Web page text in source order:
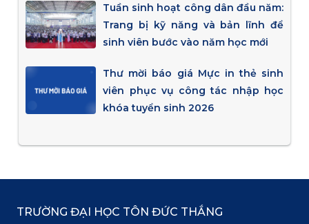
Tuần sinh hoạt công dân đầu năm:
Trang bị kỹ năng và bản lĩnh để
sinh viên bước vào năm học mới
Thư mời báo giá Mực in thẻ sinh
viên phục vụ công tác nhập học
khóa tuyển sinh 2026
TRƯỜNG ĐẠI HỌC TÔN ĐỨC THẮNG